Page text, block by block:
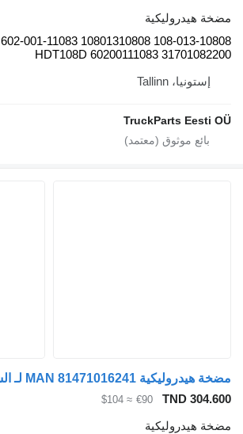
مضخة هيدروليكية
108-013-10808 10801310808 602-001-11083
HDT108D 60200111083 31701082200
إستونيا، Tallinn
TruckParts Eesti OÜ
TND 304.600
€90
≈ $104
مضخة هيدروليكية